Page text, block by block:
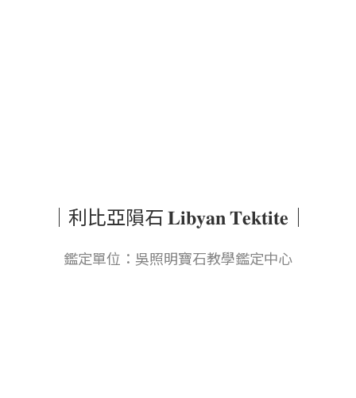
｜利比亞隕石 𝐋𝐢𝐛𝐲𝐚𝐧 𝐓𝐞𝐤𝐭𝐢𝐭𝐞｜
鑑定單位：吳照明寶石教學鑑定中心